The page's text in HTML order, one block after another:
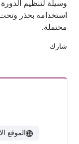
وسيلة لتنظيم
استخدامه بحذر
محتملة.
شارك
الموقع